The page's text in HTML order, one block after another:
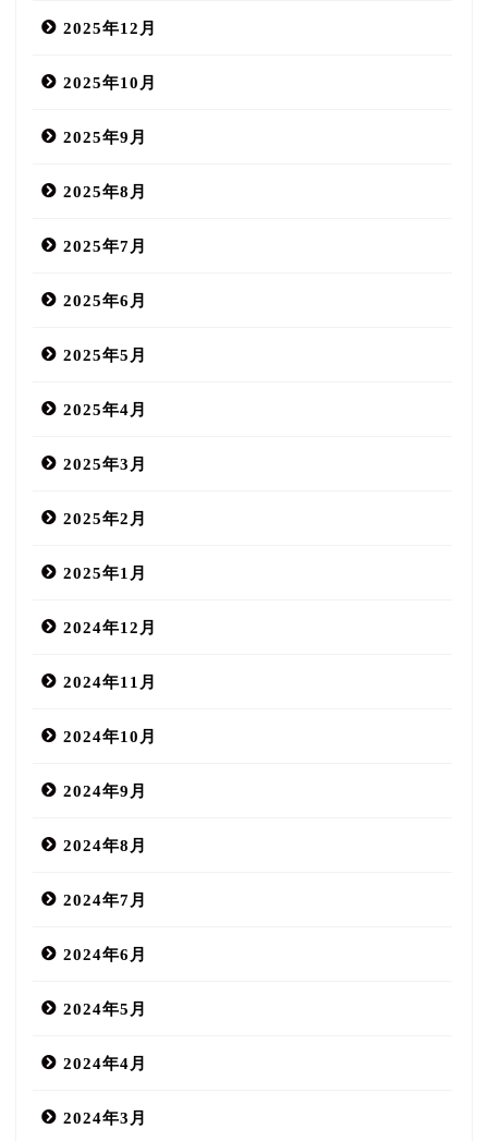
2025年12月
2025年10月
2025年9月
2025年8月
2025年7月
2025年6月
2025年5月
2025年4月
2025年3月
2025年2月
2025年1月
2024年12月
2024年11月
2024年10月
2024年9月
2024年8月
2024年7月
2024年6月
2024年5月
2024年4月
2024年3月